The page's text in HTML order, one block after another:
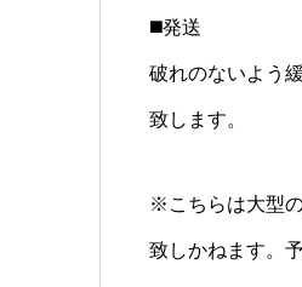
◼️発送
破れのないよう
致します。
※こちらは大型
致しかねます。